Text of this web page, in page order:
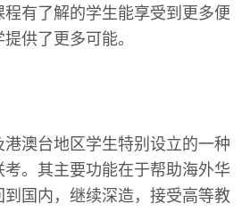
有了解的学生能享受到更多便
供了更多可能。
澳台地区学生特别设立的一种
。其主要功能在于帮助海外华
国内，继续深造，接受高等教